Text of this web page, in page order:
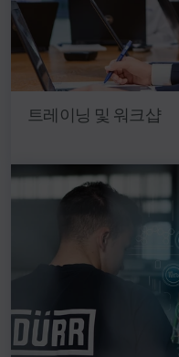
트레이닝 및 워크샵